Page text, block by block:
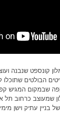
קונספט שנבנה
הבולטים שתוכלו
שבמקום המגיש
שמעוצב כרחוב תל
בניין עתיק וישן